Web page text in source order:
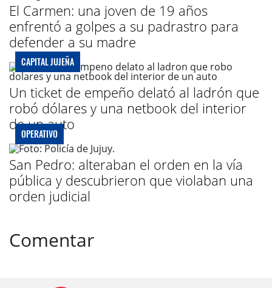
El Carmen: una joven de 19 años
enfrentó a golpes a su padrastro para
defender a su madre
CAPITAL JUJEÑA
Un ticket de empeño delató al ladrón que
robó dólares y una netbook del interior
de un auto
OPERATIVO
San Pedro: alteraban el orden en la vía
pública y descubrieron que violaban una
orden judicial
Comentar